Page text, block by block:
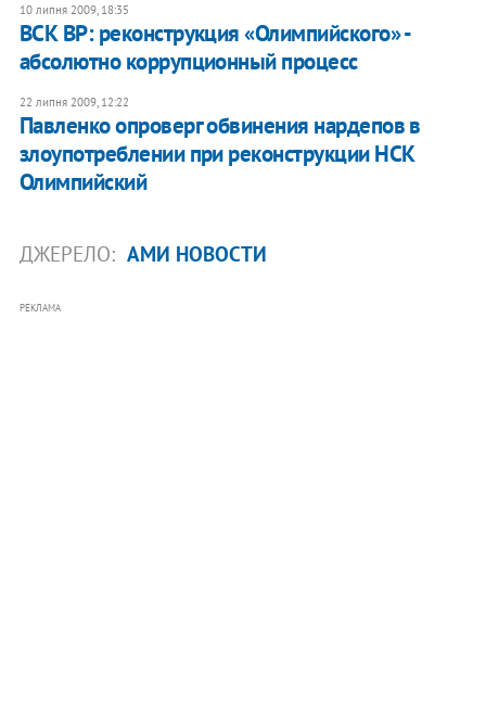
10 липня 2009, 18:35
ВСК ВР: реконструкция «Олимпийского» -
абсолютно коррупционный процесс
22 липня 2009, 12:22
Павленко опроверг обвинения нардепов в
злоупотреблении при реконструкции НСК
Олимпийский
ДЖЕРЕЛО: АМИ НОВОСТИ
РЕКЛАМА